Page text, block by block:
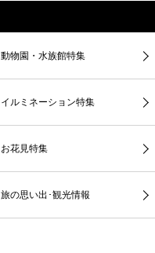
動物園・水族館特集
イルミネーション特集
お花見特集
旅の思い出･観光情報